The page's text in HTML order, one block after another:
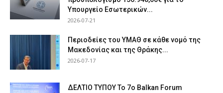
Υπουργείο Εσωτερικών...
2026-07-21
Περιοδείες του ΥΜΑΘ σε κάθε νομό της
Μακεδονίας και της Θράκης...
2026-07-17
ΔΕΛΤΙΟ ΤΥΠΟΥ Το 7ο Balkan Forum